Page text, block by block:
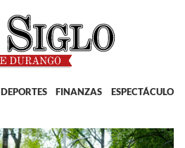
DEPORTES FINANZAS ESPECTÁCULOS